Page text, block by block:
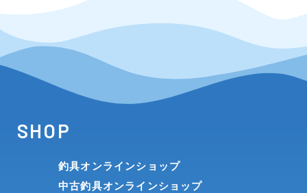
SHOP
釣具オンラインショップ
中古釣具オンラインショップ